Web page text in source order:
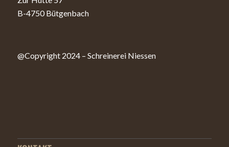
B-4750 Bütgenbach
@Copyright 2024 – Schreinerei Niessen